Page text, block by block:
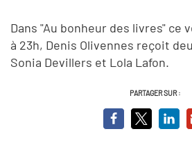
Dans "Au bonheur des livres" ce
à 23h, Denis Olivennes reçoit
Sonia Devillers et Lola Lafon.
PARTAGER SUR :